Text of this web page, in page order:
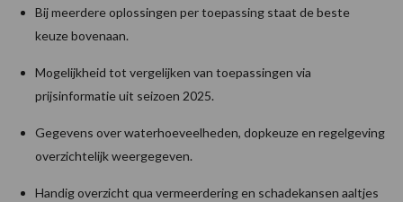
Bij meerdere oplossingen per toepassing staat de beste
keuze bovenaan.
Mogelijkheid tot vergelijken van toepassingen via
prijsinformatie uit seizoen 2025.
Gegevens over waterhoeveelheden, dopkeuze en regelgeving
overzichtelijk weergegeven.
Handig overzicht qua vermeerdering en schadekansen aaltjes